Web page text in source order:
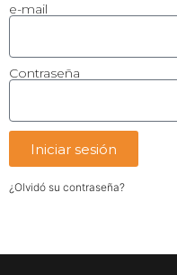
e-mail
Contraseña
Iniciar sesión
¿Olvidó su contraseña?